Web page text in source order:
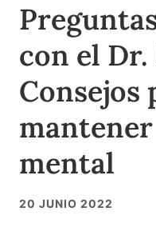
con el
Consejos
mental
20 JUNIO 2022